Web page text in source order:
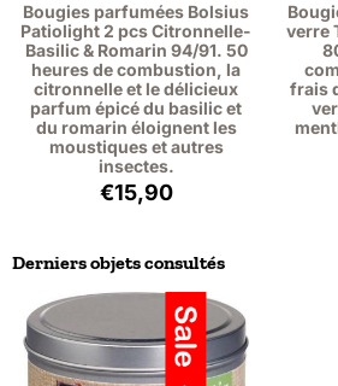
Bougies parfumées Bolsius
Patiolight 2 pcs Citronnelle-
Basilic & Romarin 94/91. 50
heures de combustion, la
citronnelle et le délicieux
parfum épicé du basilic et
du romarin éloignent les
moustiques et autres
insectes.
Prix: 15,90, hors TVA :
€15,90
verre
frais
Derniers objets consultés